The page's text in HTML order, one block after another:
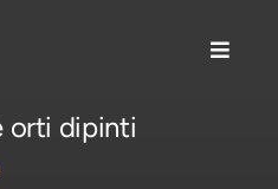
Toggle
CSR
orti dipinti